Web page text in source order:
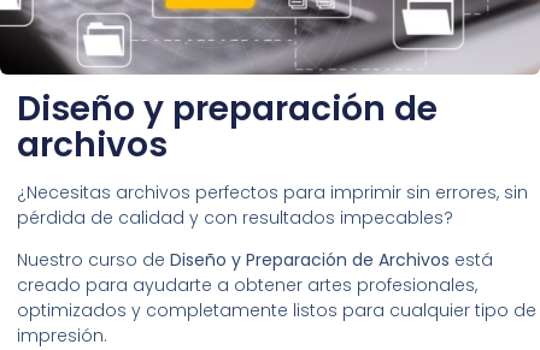
Diseño y preparación de
archivos
¿Necesitas archivos perfectos para imprimir sin errores, sin
pérdida de calidad y con resultados impecables?
Nuestro curso de Diseño y Preparación de Archivos está
creado para ayudarte a obtener artes profesionales,
optimizados y completamente listos para cualquier tipo de
impresión.